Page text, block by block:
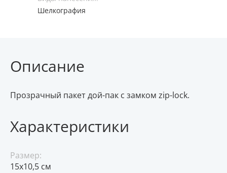
Шелкография
Описание
Прозрачный пакет дой-пак с замком zip-lock.
Характеристики
Размер:
15х10,5 см